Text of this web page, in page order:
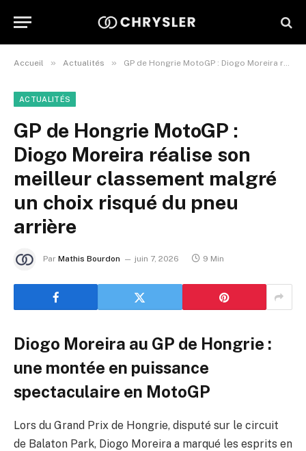
Accueil » Actualités » GP de Hongrie MotoGP : Diogo Moreira réalise son meilleur classement malgré un choix risqué du pneu arrière
ACTUALITÉS
GP de Hongrie MotoGP :
Diogo Moreira réalise son
meilleur classement malgré
un choix risqué du pneu
arrière
Par Mathis Bourdon juin 7, 2026 9 Min
Diogo Moreira au GP de Hongrie :
une montée en puissance
spectaculaire en MotoGP
Lors du Grand Prix de Hongrie, disputé sur le circuit
de Balaton Park, Diogo Moreira a marqué les esprits en